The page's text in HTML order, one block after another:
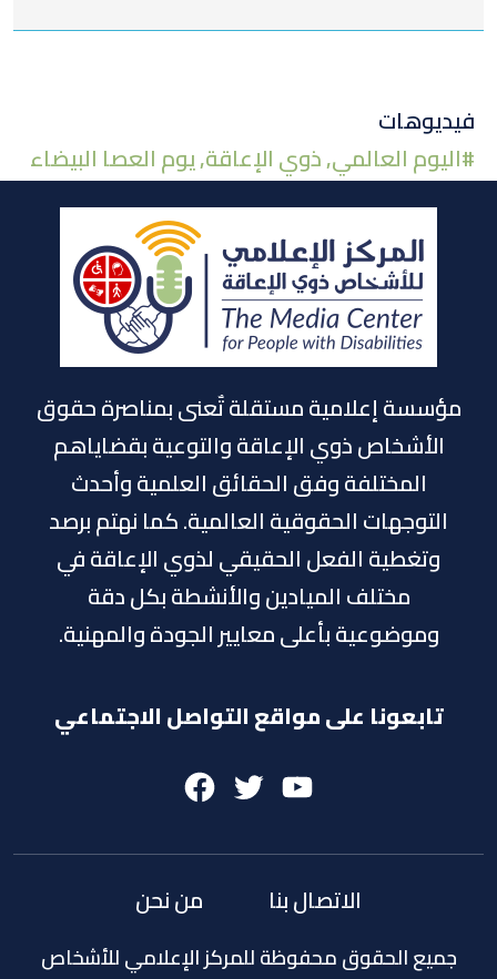
علىفيعلى
إن
فيديوهات
#اليوم العالمي,ذوي الإعاقة,يوم العصا البيضاء
مؤسسة إعلامية مستقلة تٌعنى بمناصرة حقوق
الأشخاص ذوي الإعاقة والتوعية بقضاياهم
المختلفة وفق الحقائق العلمية وأحدث
التوجهات الحقوقية العالمية. كما نهتم برصد
وتغطية الفعل الحقيقي لذوي الإعاقة في
مختلف الميادين والأنشطة بكل دقة
وموضوعية بأعلى معايير الجودة والمهنية.
تابعونا على مواقع التواصل الاجتماعي
Facebook
TwitterYoutube
الاتصال بنا من نحن
جميع الحقوق محفوظة للمركز الإعلامي للأشخاص